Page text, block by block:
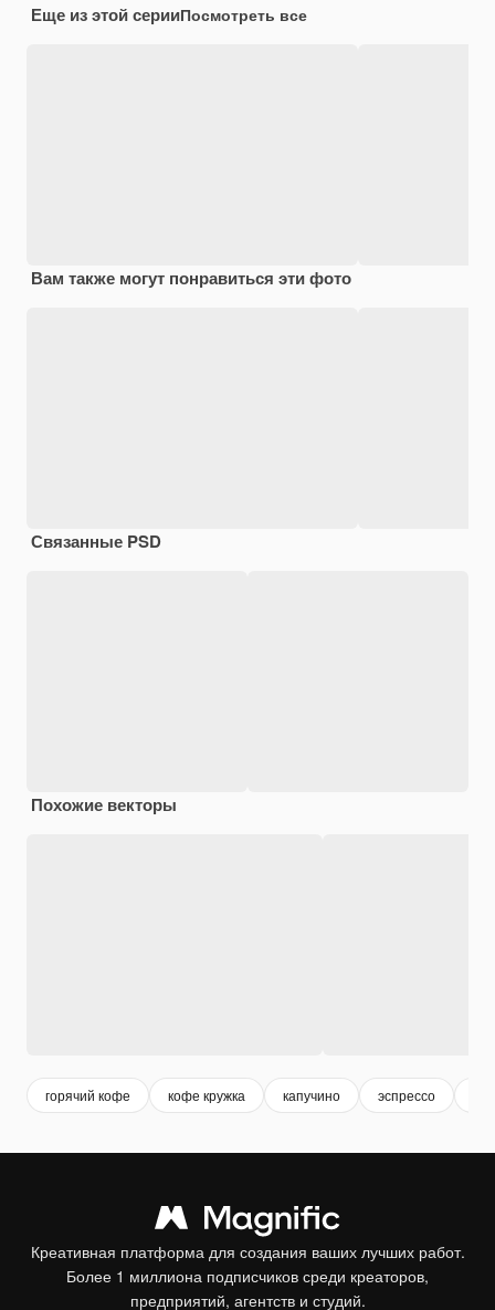
Еще из этой серииПосмотреть все
Вам также могут понравиться эти фото
Связанные PSD
Похожие векторы
горячий кофе кофе кружка капучино эспрессо
Креативная платформа для создания ваших лучших работ.
Более 1 миллиона подписчиков среди креаторов,
предприятий, агентств и студий.